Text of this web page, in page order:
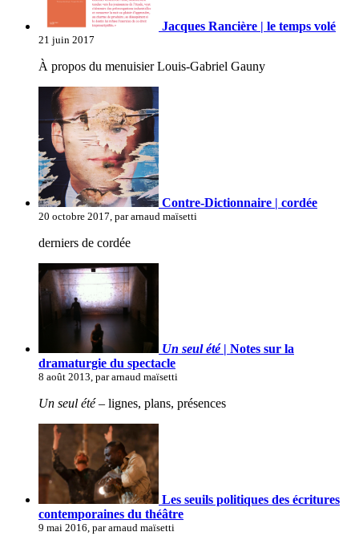
Jacques Rancière | le temps volé
21 juin 2017
À propos du menuisier Louis-Gabriel Gauny
Contre-Dictionnaire | cordée
20 octobre 2017, par arnaud maïsetti
derniers de cordée
Un seul été| Notes sur la
dramaturgie du spectacle
8 août 2013, par arnaud maïsetti
Un seul été– lignes, plans, présences
Les seuils politiques des écritures
contemporaines du théâtre
9 mai 2016, par arnaud maïsetti